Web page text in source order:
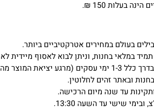
בעלות 150 ₪.
בעולם במחירים אטרקטיביים ביותר.
מהחנות)
ובאתר זהים לחלוטין.
עד שנה מיום הרכישה.